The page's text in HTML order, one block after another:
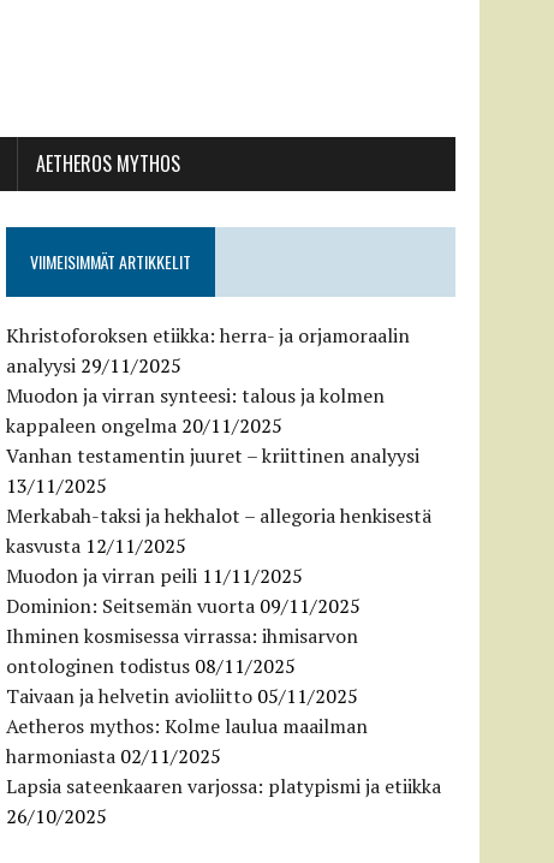
AETHEROS MYTHOS
VIIMEISIMMÄT ARTIKKELIT
Khristoforoksen etiikka: herra- ja orjamoraalin
analyysi 29/11/2025
Muodon ja virran synteesi: talous ja kolmen
kappaleen ongelma 20/11/2025
Vanhan testamentin juuret – kriittinen analyysi
13/11/2025
Merkabah-taksi ja hekhalot – allegoria henkisestä
kasvusta 12/11/2025
Muodon ja virran peili 11/11/2025
Dominion: Seitsemän vuorta 09/11/2025
Ihminen kosmisessa virrassa: ihmisarvon
ontologinen todistus 08/11/2025
Taivaan ja helvetin avioliitto 05/11/2025
Aetheros mythos: Kolme laulua maailman
harmoniasta 02/11/2025
Lapsia sateenkaaren varjossa: platypismi ja etiikka
26/10/2025